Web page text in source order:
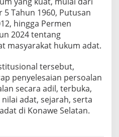
5 Tahun 1960, Putusan
hingga Permen
2024 tentang
masyarakat hukum adat.
tersebut,
penyelesaian persoalan
secara adil, terbuka,
adat, sejarah, serta
di Konawe Selatan.